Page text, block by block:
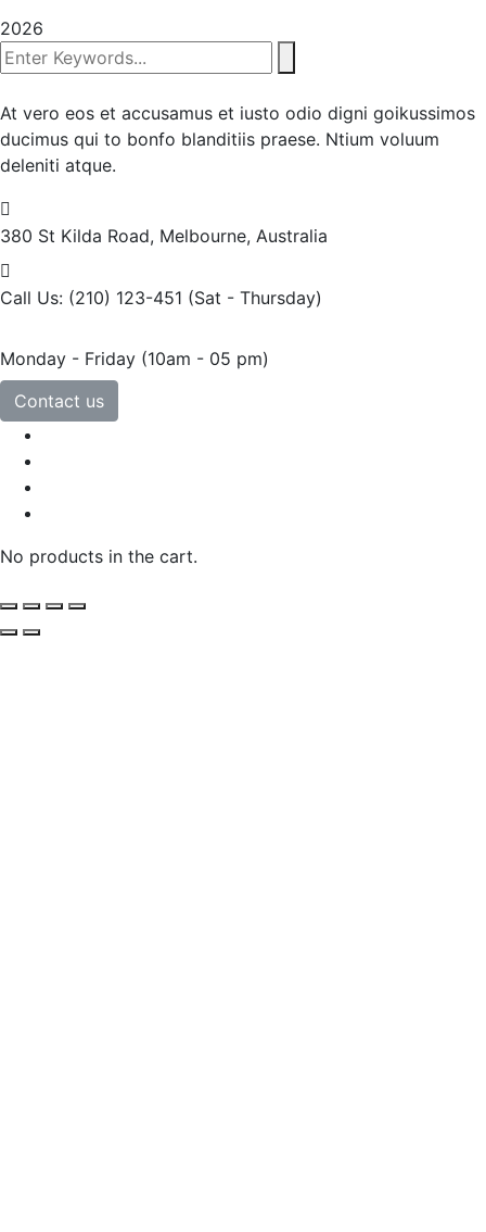
2026
At vero eos et accusamus et iusto odio digni goikussimos
ducimus qui to bonfo blanditiis praese. Ntium voluum
deleniti atque.
380 St Kilda Road, Melbourne, Australia
Call Us: (210) 123-451 (Sat - Thursday)
Monday - Friday (10am - 05 pm)
Contact us
No products in the cart.